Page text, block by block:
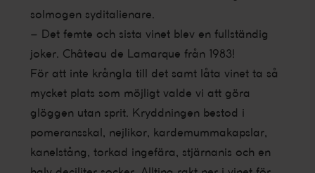
solmogen syditalienare.
– Det femte och sista vinet blev en fullständig
joker. Château de Lamarque från 1983!
För att inte krångla till det samt låta vinet ta så
mycket plats som möjligt valde vi att göra
glöggen utan sprit. Kryddningen bestod i
pomeransskal, nejlikor, kardemummakapslar,
kanelstång, torkad ingefära, stjärnanis och en